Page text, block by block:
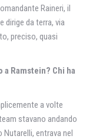
Raineri, il
dirige da terra, via
preciso, quasi
Ramstein? Chi ha
a volte
stavano andando
Nutarelli, entrava nel